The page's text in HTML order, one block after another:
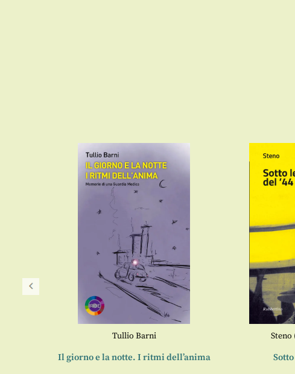
Tullio Barni
Il giorno e la notte. I ritmi dell’anima
Steno